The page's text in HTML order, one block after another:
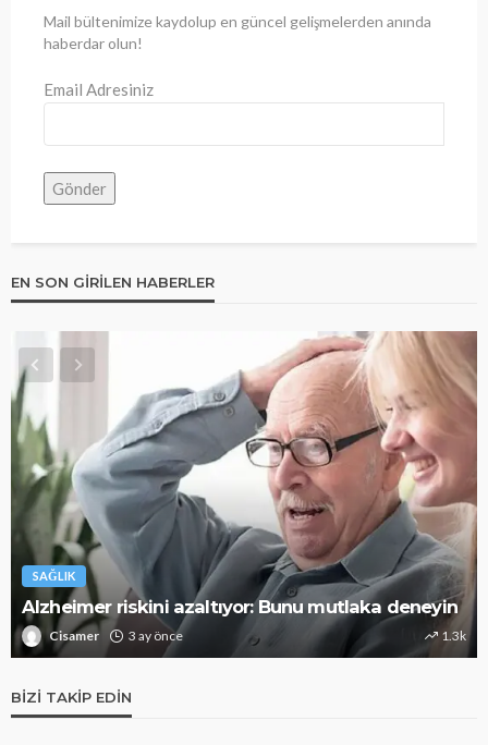
Mail bültenimize kaydolup en güncel gelişmelerden anında
haberdar olun!
Email Adresiniz
EN SON GIRILEN HABERLER
SAĞLIK
Alzheimer riskini azaltıyor: Bunu mutlaka deneyin
Cisamer 3 ay önce 1.3k
BIZI TAKIP EDIN